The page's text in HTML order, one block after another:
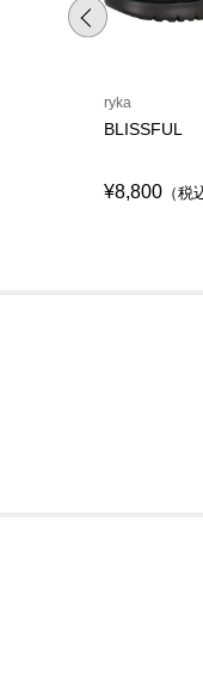
ryka
BLISSFUL
¥8,800 （税